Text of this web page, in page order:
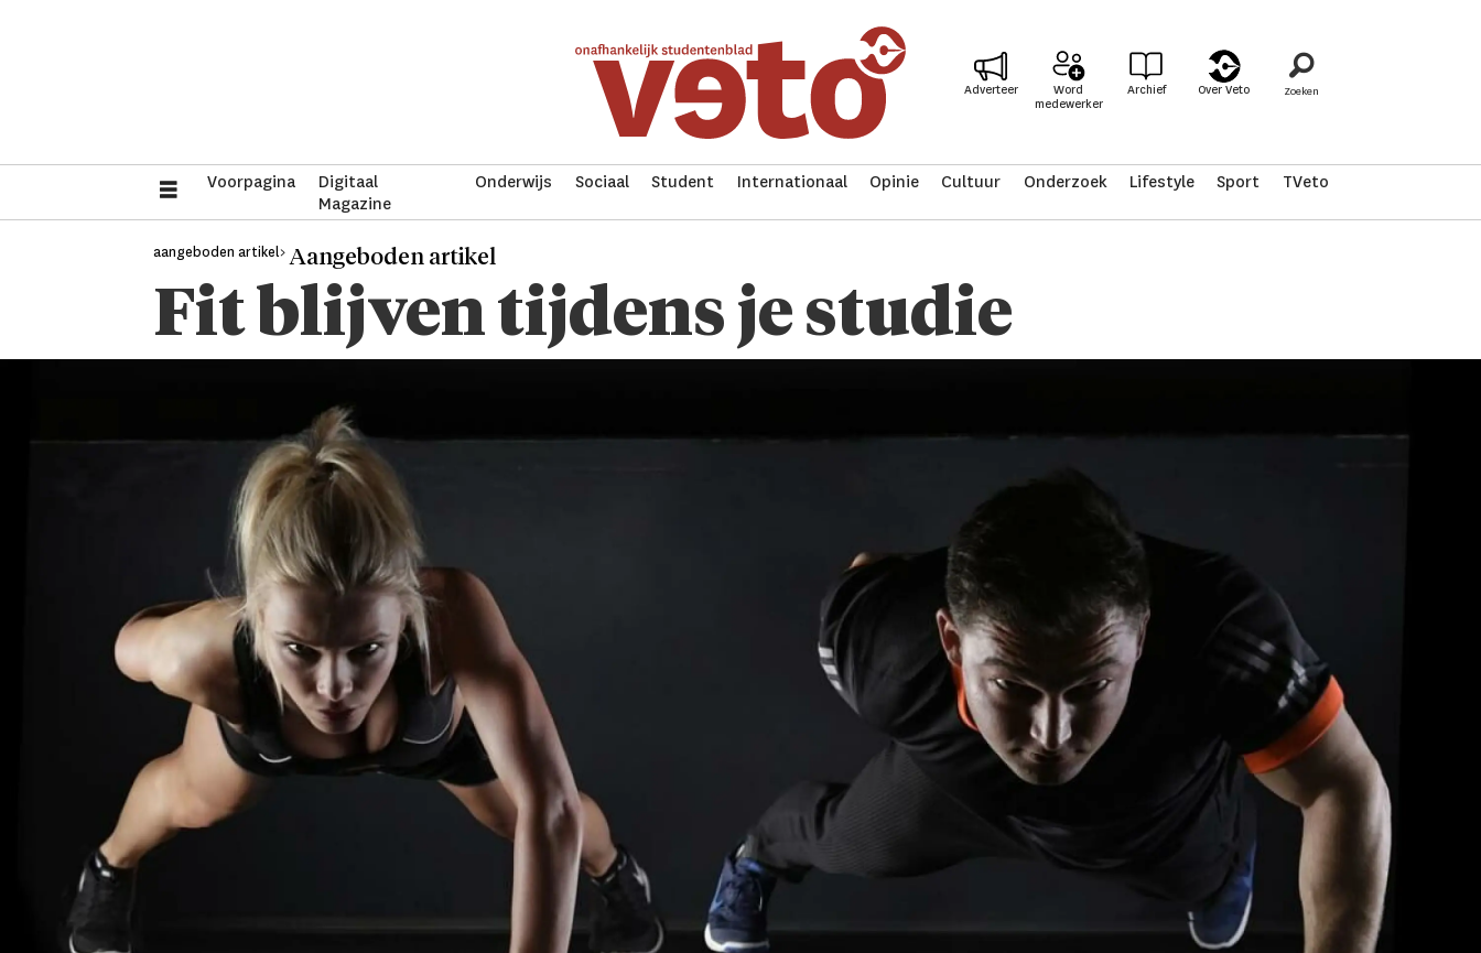
Adverteer
Word
medewerker
Archief Over Veto
Voorpagina
Digitaal
Magazine
Onderwijs Sociaal Student Internationaal Opinie Cultuur Onderzoek Lifestyle Sport TVeto
aangeboden artikel> Aangeboden artikel
Fit blijven tijdens je studie